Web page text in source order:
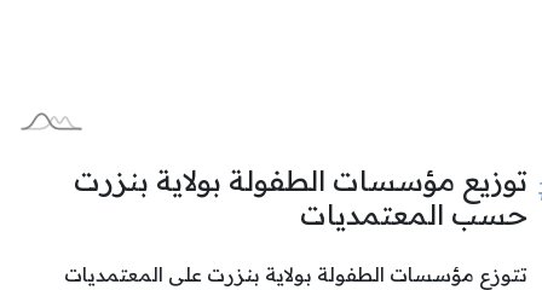
توزيع مؤسسات الطفولة بولاية بنزرت
حسب المعتمديات
تتوزع مؤسسات الطفولة بولاية بنزرت على المعتمديات